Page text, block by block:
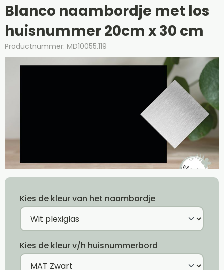
Blanco naambordje met los
huisnummer 20cm x 30 cm
Productnummer: MD10055.119
Kies de kleur van het naambordje
Kies de kleur v/h huisnummerbord